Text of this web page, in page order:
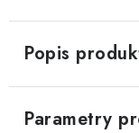
Popis
Parametry